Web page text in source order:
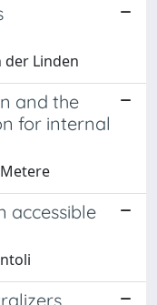
der Linden
and the
for internal
accessible